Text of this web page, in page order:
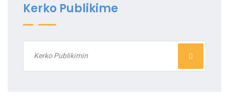
Kerko Publikime